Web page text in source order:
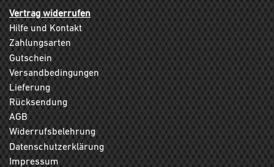
Vertrag widerrufen
Hilfe und Kontakt
Zahlungsarten
Gutschein
Versandbedingungen
Lieferung
Rücksendung
AGB
Widerrufsbelehrung
Datenschutzerklärung
Impressum